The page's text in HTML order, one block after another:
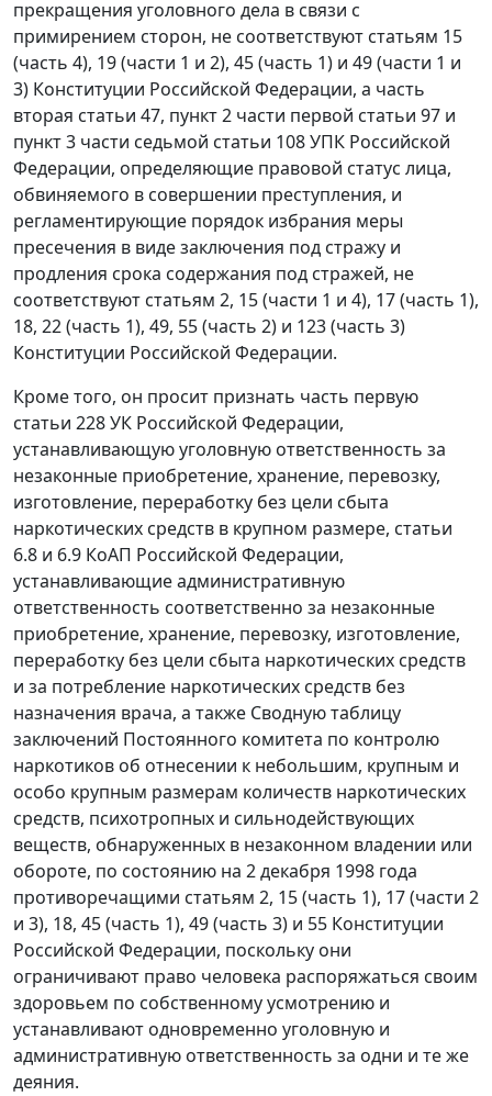
прекращения уголовного дела в связи с
примирением сторон, не соответствуют статьям 15
(часть 4), 19 (части 1 и 2), 45 (часть 1) и 49 (части 1 и
3) Конституции Российской Федерации, а часть
вторая статьи 47, пункт 2 части первой статьи 97 и
пункт 3 части седьмой статьи 108УПК Российской
Федерации, определяющие правовой статус лица,
обвиняемого в совершении преступления, и
регламентирующие порядок избрания меры
пресечения в виде заключения под стражу и
продления срока содержания под стражей, не
соответствуют статьям 2, 15 (части 1 и 4), 17 (часть 1),
18, 22 (часть 1), 49, 55 (часть 2) и 123 (часть 3)
Конституции Российской Федерации.
Кроме того, он просит признать часть первую
статьи 228УК Российской Федерации,
устанавливающую уголовную ответственность за
незаконные приобретение, хранение, перевозку,
изготовление, переработку без цели сбыта
наркотических средств в крупном размере, статьи
6.8 и 6.9 КоАП Российской Федерации,
устанавливающие административную
ответственность соответственно за незаконные
приобретение, хранение, перевозку, изготовление,
переработку без цели сбыта наркотических средств
и за потребление наркотических средств без
назначения врача, а также Сводную таблицу
заключений Постоянного комитета по контролю
наркотиков об отнесении к небольшим, крупным и
особо крупным размерам количеств наркотических
средств, психотропных и сильнодействующих
веществ, обнаруженных в незаконном владении или
обороте, по состоянию на 2 декабря 1998 года
противоречащими статьям 2, 15 (часть 1), 17 (части 2
и 3), 18, 45 (часть 1), 49 (часть 3) и 55 Конституции
Российской Федерации, поскольку они
ограничивают право человека распоряжаться своим
здоровьем по собственному усмотрению и
устанавливают одновременно уголовную и
административную ответственность за одни и те же
деяния.